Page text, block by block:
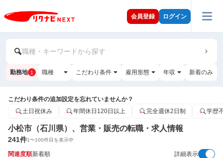
会員登録 ログイン
職種・キーワードから探す
勤務地 1 職種 こだわり条件 雇用形態 年収 新着のみ
こだわり条件の追加設定を忘れていませんか？
土日祝休み
年間休日120日以上 完全週休2日制 学歴
小松市（石川県）、営業・販売の転職・求人情報
241件1〜100件目を表示中
関連度順新着順 詳細表示